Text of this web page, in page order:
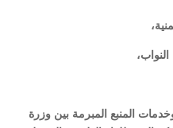
وخدمات المنبع المبرمة بين وزرة